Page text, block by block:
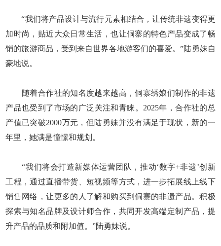
“我们将产品设计与流行元素相结合，让传统非遗变得更
加时尚，贴近大众日常生活，也让侗寨的特色产品变成了畅
销的旅游商品，受到来自世界各地游客们的喜爱。”陆勇妹自
豪地说。
随着合作社的知名度越来越高，侗寨绣娘们制作的非遗
产品也受到了市场的广泛关注和青睐。2025年，合作社的总
产值已突破2000万元，但陆勇妹并没有满足于现状，新的一
年里，她满是憧憬和规划。
“我们将会打造新媒体运营团队，推动‘数字+非遗’创新
工程，通过直播带货、短视频等方式，进一步拓展线上线下
销售网络，让更多的人了解和购买到侗寨的非遗产品。积极
探索与知名品牌及设计师合作，共同开发高端定制产品，提
升产品的品质和附加值。”陆勇妹说。